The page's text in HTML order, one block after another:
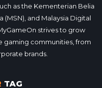
as the Kementerian Belia
(MSN), and Malaysia Digital
strives to grow
gaming communities, from
brands.
TAG